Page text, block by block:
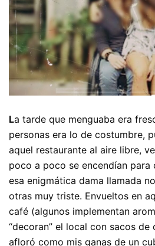
La tarde que menguaba era
personas era lo de costumbre,
aquel restaurante al aire libre,
poco a poco se encendían para
esa enigmática dama llamada
otras muy triste. Envueltos en
café (algunos implementan
“decoran” el local con sacos de
afloró como mis ganas de un